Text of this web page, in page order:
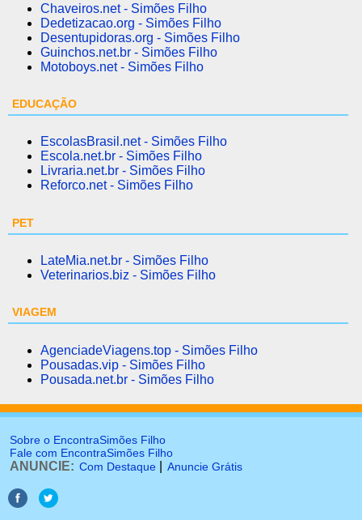
Chaveiros.net - Simões Filho
Dedetizacao.org - Simões Filho
Desentupidoras.org - Simões Filho
Guinchos.net.br - Simões Filho
Motoboys.net - Simões Filho
EDUCAÇÃO
EscolasBrasil.net - Simões Filho
Escola.net.br - Simões Filho
Livraria.net.br - Simões Filho
Reforco.net - Simões Filho
PET
LateMia.net.br - Simões Filho
Veterinarios.biz - Simões Filho
VIAGEM
AgenciadeViagens.top - Simões Filho
Pousadas.vip - Simões Filho
Pousada.net.br - Simões Filho
Sobre o EncontraSimões Filho
Fale com EncontraSimões Filho
ANUNCIE: Com Destaque Anuncie Grátis